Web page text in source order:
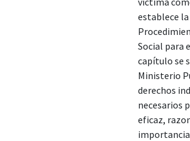
establece
Social para
capítulo se
Ministerio
derechos
necesarios
eficaz,
importancia